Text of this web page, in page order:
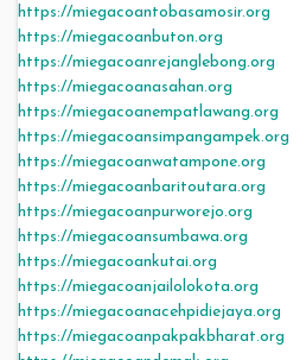
https://miegacoantobasamosir.org
https://miegacoanbuton.org
https://miegacoanrejanglebong.org
https://miegacoanasahan.org
https://miegacoanempatlawang.org
https://miegacoansimpangampek.org
https://miegacoanwatampone.org
https://miegacoanbaritoutara.org
https://miegacoanpurworejo.org
https://miegacoansumbawa.org
https://miegacoankutai.org
https://miegacoanjailolokota.org
https://miegacoanacehpidiejaya.org
https://miegacoanpakpakbharat.org